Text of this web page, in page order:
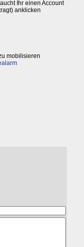
Ihr einen Account
anklicken
mobilisieren